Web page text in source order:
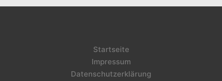
Startseite
Impressum
Datenschutzerklärung